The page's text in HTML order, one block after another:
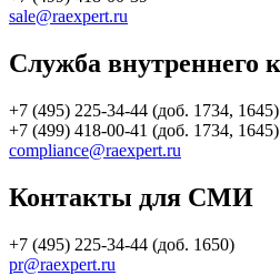
sale@raexpert.ru
Служба внутреннего
+7 (495) 225-34-44 (доб. 1734, 1645)
+7 (499) 418-00-41 (доб. 1734, 1645)
compliance@raexpert.ru
Контакты для СМИ
+7 (495) 225-34-44 (доб. 1650)
pr@raexpert.ru